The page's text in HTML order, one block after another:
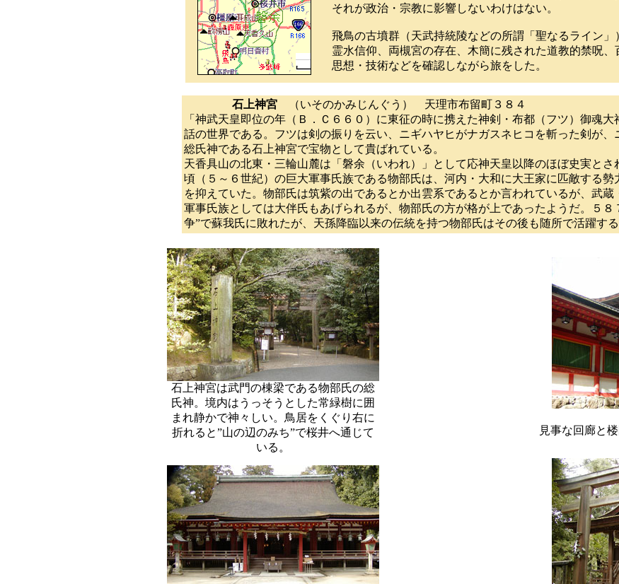
それが政治・宗教に影響しないわけはない。
飛鳥の古墳群（天武持統陵などの所謂「聖なるライン」
霊水信仰、両槻宮の存在、木簡に残された道教的禁呪
思想・技術などを確認しながら旅をした。
石上神宮
（いそのかみじんぐう） 天理市布留町３８４
「神武天皇即位の年（Ｂ．Ｃ６６０）に東征の時に携えた神剣・布都（フツ）御魂
話の世界である。フツは剣の振りを云い、ニギハヤヒがナガスネヒコを斬った剣が
総氏神である石上神宮で宝物として貴ばれている。
天香具山の北東・三輪山麓は「磐余（いわれ）」として応神天皇以降のほぼ史実と
頃（５～６世紀）の巨大軍事氏族である物部氏は、河内・大和に大王家に匹敵する
を抑えていた。物部氏は筑紫の出であるとか出雲系であるとか言われているが、武蔵
軍事氏族としては大伴氏もあげられるが、物部氏の方が格が上であったようだ。５８
争”で蘇我氏に敗れたが、天孫降臨以来の伝統を持つ物部氏はその後も随所で活躍する
石上神宮は武門の棟梁である物部氏の総
氏神。境内はうっそうとした常緑樹に囲
まれ静かで神々しい。鳥居をくぐり右に
折れると”山の辺のみち”で桜井へ通じて
いる。
見事な回廊と